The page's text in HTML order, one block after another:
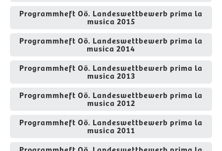
Programmheft Oö. Landeswettbewerb prima la
musica 2015
Programmheft Oö. Landeswettbewerb prima la
musica 2014
Programmheft Oö. Landeswettbewerb prima la
musica 2013
Programmheft Oö. Landeswettbewerb prima la
musica 2012
Programmheft Oö. Landeswettbewerb prima la
musica 2011